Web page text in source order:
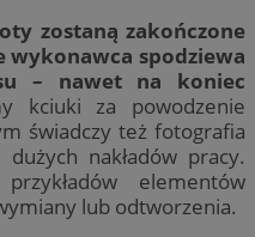
zostaną zakończone
wykonawca spodziewa
– nawet na koniec
kciuki za powodzenie
świadczy też fotografia
nakładów pracy.
elementów
lub odtworzenia.